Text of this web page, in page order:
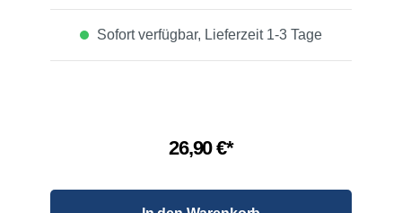
Sofort verfügbar, Lieferzeit 1-3 Tage
26,90 €*